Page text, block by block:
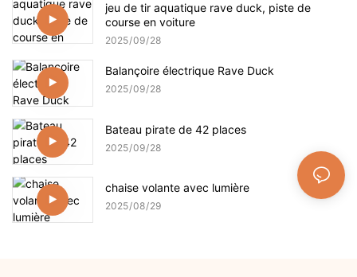
jeu de tir aquatique rave duck, piste de
course en voiture
2025 09 28
Balançoire électrique Rave Duck
2025 09 28
Bateau pirate de 42 places
2025 09 28
chaise volante avec lumière
2025 08 29